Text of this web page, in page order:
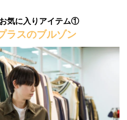
気に入りアイテム①
ラスのブルゾン